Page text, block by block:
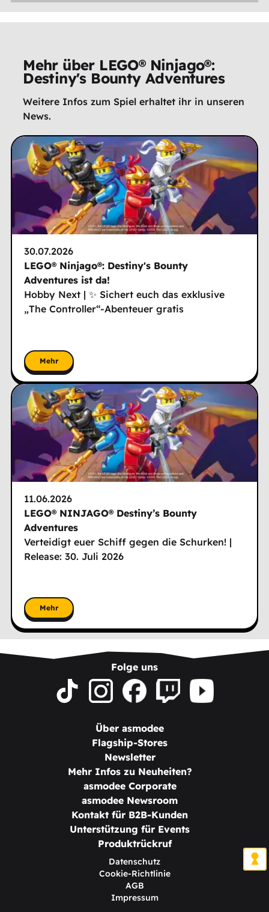
Mehr über LEGO® Ninjago®:
Destiny's Bounty Adventures
Weitere Infos zum Spiel erhaltet ihr in unseren
News.
30.07.2026
LEGO® Ninjago®: Destiny's Bounty
Adventures ist da!
Hobby Next | ✨ Sichert euch das exklusive
„The Controller“-Abenteuer gratis
Mehr
11.06.2026
LEGO® NINJAGO® Destiny’s Bounty
Adventures
Verteidigt euer Schiff gegen die Schurken! |
Release: 30. Juli 2026
Mehr
Folge uns
Über asmodee
Flagship-Stores
Newsletter
Mehr Infos zu Neuheiten?
asmodee Corporate
asmodee Newsroom
Kontakt für B2B-Kunden
Unterstützung für Events
Produktrückruf
Datenschutz
Cookie-Richtlinie
AGB
Impressum